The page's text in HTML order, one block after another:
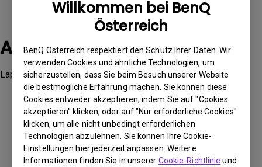
Willkommen bei BenQ
Österreich
BenQ Österreich respektiert den Schutz Ihrer Daten. Wir
verwenden Cookies und ähnliche Technologien, um
sicherzustellen, dass Sie beim Besuch unserer Website
die bestmögliche Erfahrung machen. Sie können diese
Cookies entweder akzeptieren, indem Sie auf "Cookies
akzeptieren" klicken, oder auf "Nur erforderliche Cookies"
klicken, um alle nicht unbedingt erforderlichen
Technologien abzulehnen. Sie können Ihre Cookie-
Einstellungen hier jederzeit anpassen. Weitere
Informationen finden Sie in unserer Cookie-Richtlinie und
Anwendbare Modelle
LaptopBar
Waren diese Informationen hilfreich?